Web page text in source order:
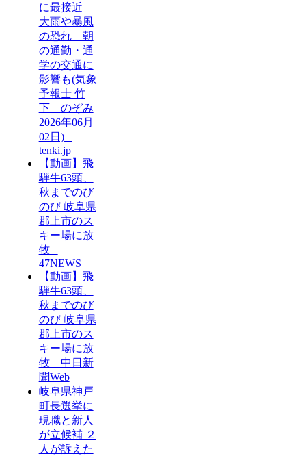
に最接近
大雨や暴風
の恐れ 朝
の通勤・通
学の交通に
影響も(気象
予報士 竹
下 のぞみ
2026年06月
02日) –
tenki.jp
【動画】飛
騨牛63頭、
秋までのび
のび 岐阜県
郡上市のス
キー場に放
牧 –
47NEWS
【動画】飛
騨牛63頭、
秋までのび
のび 岐阜県
郡上市のス
キー場に放
牧 – 中日新
聞Web
岐阜県神戸
町長選挙に
現職と新人
が立候補 ２
人が訴えた